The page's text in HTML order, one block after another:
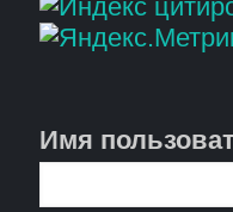
Имя